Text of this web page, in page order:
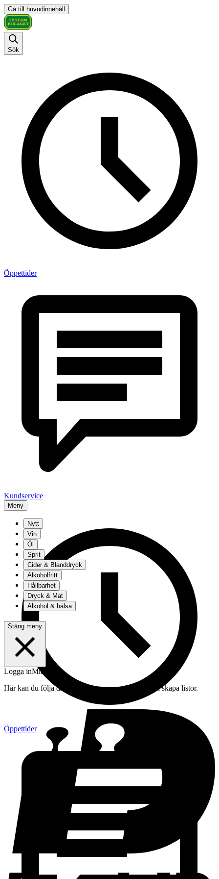
Gå till huvudinnehåll
Sök
Öppettider
Kundservice
Meny
Öppettider
Nytt
Vin
Öl
Sprit
Cider & Blanddryck
Alkoholfritt
Hållbarhet
Dryck & Mat
Alkohol & hälsa
Stäng meny
Logga inMitt konto
Här kan du följa din beställning, spara drycker och skapa listor.